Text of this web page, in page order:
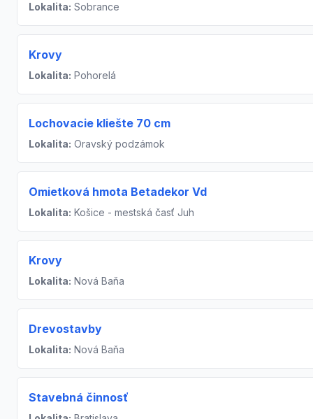
Lokalita: Sobrance
Krovy
Lokalita: Pohorelá
Lochovacie kliešte 70 cm
Lokalita: Oravský podzámok
Omietková hmota Betadekor Vd
Lokalita: Košice - mestská časť Juh
Krovy
Lokalita: Nová Baňa
Drevostavby
Lokalita: Nová Baňa
Stavebná činnosť